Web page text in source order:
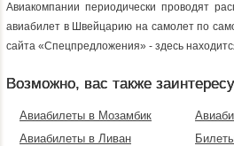
Авиакомпании периодически проводят
авиабилет в Швейцарию на самолет по
сайта «Спецпредложения» - здесь
Возможно, вас также
Авиабилеты в Мозамбик
Авиабилеты в Ливан